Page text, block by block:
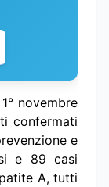
novembre
confermati
e
e 89 casi
A, tutti